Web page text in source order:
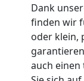
Dank
finden wir
oder klein,
auch
Wiener